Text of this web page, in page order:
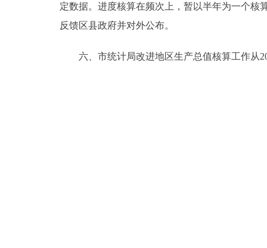
DEUTSCH
ESPAÑOL
定数据。进度核算在频次上，暂以半年为一个核
反馈区县政府并对外公布。
六、市统计局改进地区生产总值核算工作从